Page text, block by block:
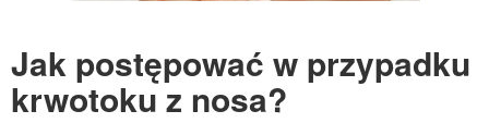
Jak postępować w przypadku
krwotoku z nosa?